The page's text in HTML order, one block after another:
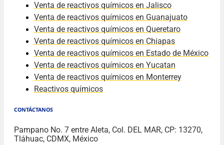
Venta de reactivos químicos en Jalisco
Venta de reactivos químicos en Guanajuato
Venta de reactivos químicos en Queretaro
Venta de reactivos químicos en Chiapas
Venta de reactivos químicos en Estado de México
Venta de reactivos químicos en Yucatan
Venta de reactivos químicos en Monterrey
Reactivos químicos
CONTÁCTANOS
Pampano No. 7 entre Aleta, Col. DEL MAR, CP: 13270,
Tláhuac, CDMX, México